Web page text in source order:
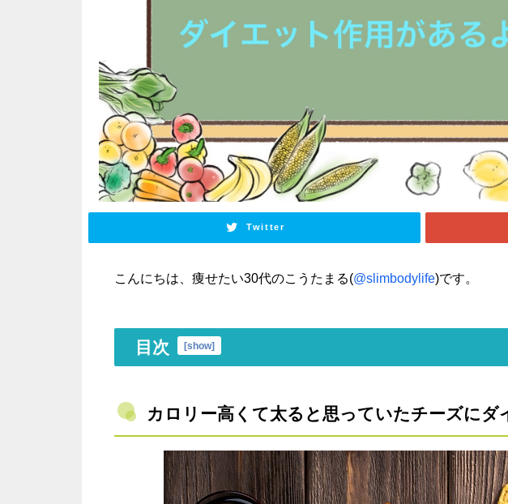
Twitter
こんにちは、痩せたい30代のこうたまる(@slimbodylife)です。
目次 [show]
カロリー高くて太ると思っていたチーズにダ